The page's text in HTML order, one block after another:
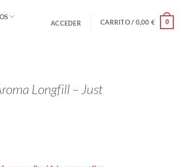
ACCEDER CARRITO / 0,00 € 0
Longfill – Just